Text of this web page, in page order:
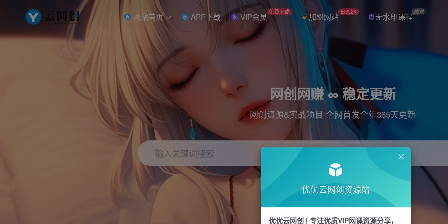
网站首页 APP下载 VIP会员 免费下载 加盟网站 日入2K 无水印课程 加盟
网创网赚 ∞ 稳定更新
网创资源&实战项目 全网首发全年365天更新
输入关键词搜索
引流 直播 电商 剪辑
优优云网创资源站
优优云网创 | 专注优质VIP网课资源分享，